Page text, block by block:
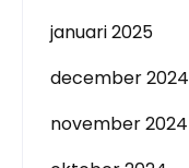
januari 2025
december 2024
november 2024